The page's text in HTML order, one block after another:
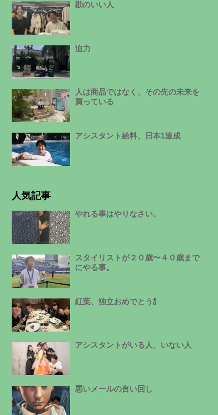
勘のいい人
迫力
人は商品ではなく、その先の未来を
買っている
アシスタント給料、日本1達成
人気記事
やれる事はやりなさい。
スタイリストが２０歳〜４０歳まで
にやる事。
紅葉、独立おめでとう🍾
アシスタントがいる人、いない人
悪いメールの言い回し